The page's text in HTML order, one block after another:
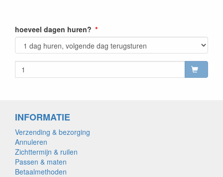
hoeveel dagen huren?
INFORMATIE
Verzending & bezorging
Annuleren
Zichttermijn & ruilen
Passen & maten
Betaalmethoden